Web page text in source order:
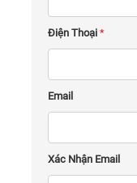
Điện Thoại *
Email
Xác Nhận Email